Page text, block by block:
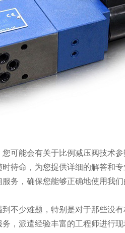
可能会有关于比例减压阀技术
待命，为您提供详细的解答和
务，确保您能够正确地使用我们
不少难题，特别是对于那些没
，派遣经验丰富的工程师进行